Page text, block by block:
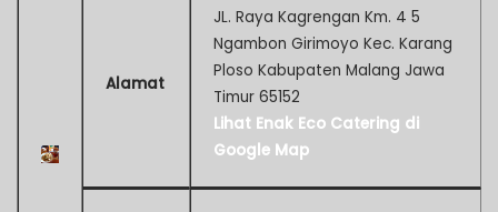
Alamat
JL. Raya Kagrengan Km. 4 5
Ngambon Girimoyo Kec. Karang
Ploso Kabupaten Malang Jawa
Timur 65152
Lihat Enak Eco Catering di
Google Map